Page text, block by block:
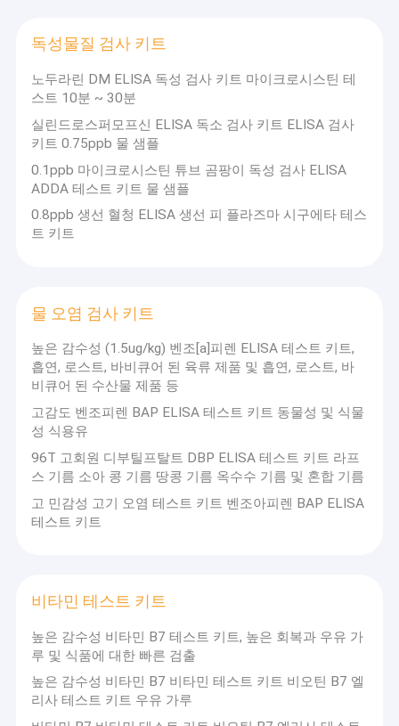
제품
비디오
독성물질 검사 키트
노두라린 DM ELISA 독성 검사 키트 마이크로시스틴 테
스트 10분 ~ 30분
실린드로스퍼모프신 ELISA 독소 검사 키트 ELISA 검사
키트 0.75ppb 물 샘플
0.1ppb 마이크로시스틴 튜브 곰팡이 독성 검사 ELISA
ADDA 테스트 키트 물 샘플
0.8ppb 생선 혈청 ELISA 생선 피 플라즈마 시구에타 테스
트 키트
물 오염 검사 키트
높은 감수성 (1.5ug/kg) 벤조[a]피렌 ELISA 테스트 키트,
흡연, 로스트, 바비큐어 된 육류 제품 및 흡연, 로스트, 바
비큐어 된 수산물 제품 등
고감도 벤조피렌 BAP ELISA 테스트 키트 동물성 및 식물
성 식용유
96T 고회원 디부틸프탈트 DBP ELISA 테스트 키트 라프
스 기름 소아 콩 기름 땅콩 기름 옥수수 기름 및 혼합 기름
고 민감성 고기 오염 테스트 키트 벤조아피렌 BAP ELISA
테스트 키트
비타민 테스트 키트
높은 감수성 비타민 B7 테스트 키트, 높은 회복과 우유 가
루 및 식품에 대한 빠른 검출
높은 감수성 비타민 B7 비타민 테스트 키트 비오틴 B7 엘
리사 테스트 키트 우유 가루
마오밍 첸후이 바이오 기술 회사는 식품 안전성 신속
검출 제품의 연구 개발, 생산 및 판매를 통합하는 기업입니
다. 현재 회사는 5 명의 박사,6 석사 및 20 학부 수준의 전문
R&D 직원, 강력한 기술력을 가지고 있습니다. 많은 식품 기
업, 대학 및 연구 기관과 협력했습니다.식품 안전 테스트 반